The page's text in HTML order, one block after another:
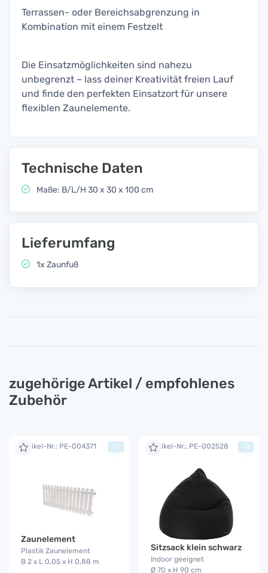
Terrassen- oder Bereichsabgrenzung in
Kombination mit einem Festzelt
Die Einsatzmöglichkeiten sind nahezu
unbegrenzt – lass deiner Kreativität freien Lauf
und finde den perfekten Einsatzort für unsere
flexiblen Zaunelemente.
Technische Daten
Maße: B/L/H 30 x 30 x 100 cm
Lieferumfang
1x Zaunfuß
zugehörige Artikel / empfohlenes
Zubehör
Artikel-Nr.: PE-004371
Zaunelement
Plastik Zaunelement
B 2 x L 0,05 x H 0,88 m
+ Artikel-Nr.: PE-002528
Sitzsack klein schwarz
Indoor geeignet
Ø 70 x H 90 cm
+